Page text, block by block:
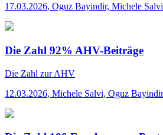
17.03.2026, Oguz Bayindir, Michele Salvi
Die Zahl 92% AHV-Beiträge
Die Zahl zur AHV
12.03.2026, Michele Salvi, Oguz Bayindir